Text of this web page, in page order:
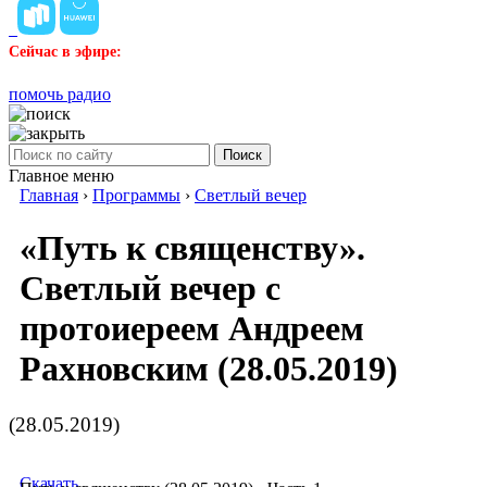
Сейчас в эфире:
помочь радио
Поиск
Главное меню
Главная › Программы › Светлый вечер
«Путь к священству».
Светлый вечер с
протоиереем Андреем
Рахновским (28.05.2019)
(28.05.2019)
Скачать